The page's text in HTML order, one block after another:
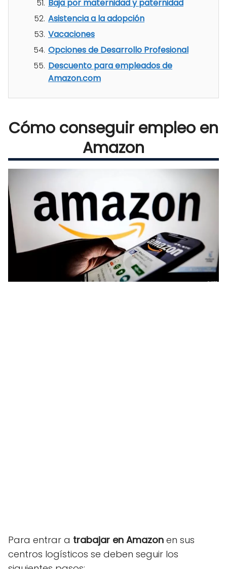
Baja por maternidad y paternidad
Asistencia a la adopción
Vacaciones
Opciones de Desarrollo Profesional
Descuento para empleados de
Amazon.com
Cómo conseguir empleo en
Amazon
Para entrar a trabajar en Amazon en sus
centros logísticos se deben seguir los